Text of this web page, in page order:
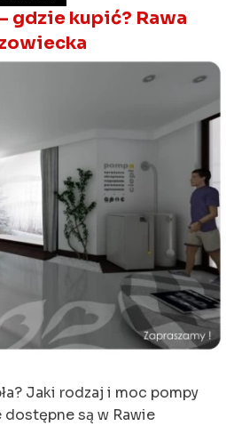
gdzie kupić? Rawa
Jaki rodzaj i moc pompy
są w Rawie